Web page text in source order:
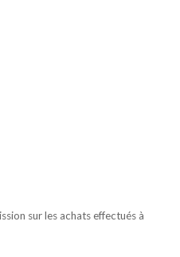
sur les achats effectués à